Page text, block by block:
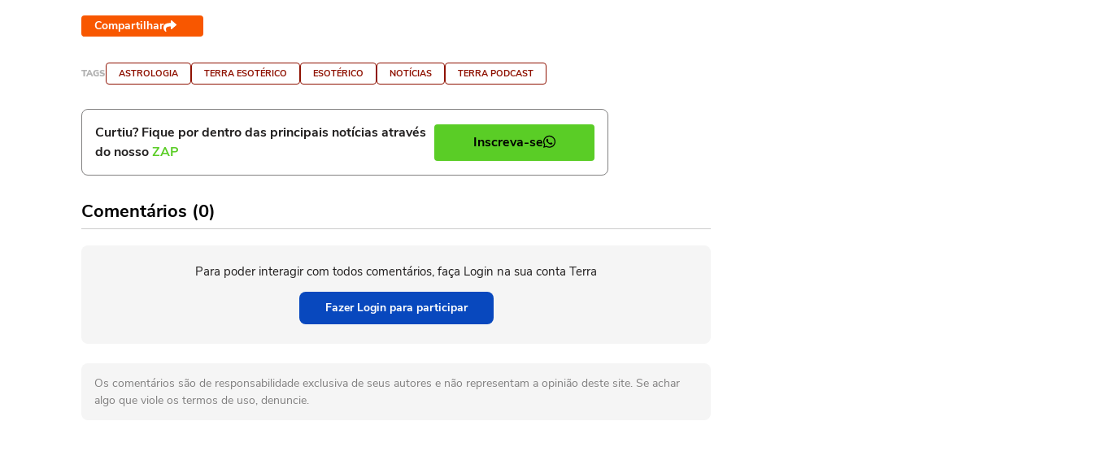
Compartilhar
TAGS ASTROLOGIA TERRA ESOTÉRICO ESOTÉRICO NOTÍCIAS TERRA PODCAST
Curtiu? Fique por dentro das principais notícias através
do nossoZAP
Inscreva-se
Comentários (0)
Para poder interagir com todos comentários, faça Login na sua conta Terra
Fazer Login para participar
Os comentários são de responsabilidade exclusiva de seus autores e não representam a opinião deste site. Se achar
algo que viole os termos de uso, denuncie.